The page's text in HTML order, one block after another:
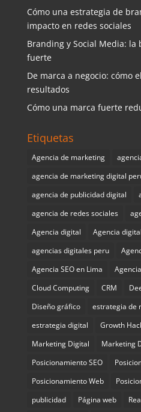
Cómo una estrategia de
impacto en redes sociales
Branding y Social Media: la
fuerte
De marca a negocio: cómo
resultados
Cómo una marca fuerte
Etiquetas
Agencia de marketing
agencia de marketing digital
agencia de publicidad digital
agencia de redes sociales
Agencia digital
Agencia
agencias digitales peru
Agencia SEO en Lima
Cloud Computing
CRM
Diseño gráfico
estrategia de
estrategia digital
Growth
Marketing Digital
Marketing
Posicionamiento SEO
Posicionamiento Web
publicidad
Página web